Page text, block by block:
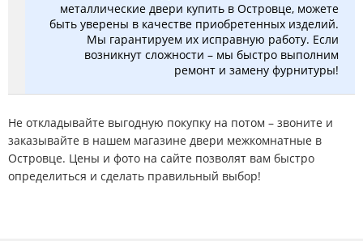
металлические двери купить в Островце, можете
быть уверены в качестве приобретенных изделий.
Мы гарантируем их исправную работу. Если
возникнут сложности – мы быстро выполним
ремонт и замену фурнитуры!
Не откладывайте выгодную покупку на потом – звоните и
заказывайте в нашем магазине двери межкомнатные в
Островце. Цены и фото на сайте позволят вам быстро
определиться и сделать правильный выбор!